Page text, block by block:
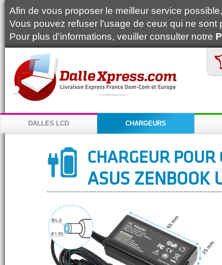
Afin de vous proposer le meilleur service
Vous pouvez refuser l'usage de ceux qui ne
Pour plus d'informations, veuiller consulter notre
DALLES LCD CHARGEURS
CHARGEUR
ASUS ZENBOOK